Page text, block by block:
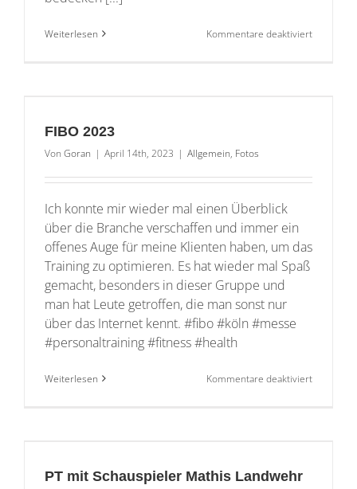
Weiterlesen Kommentare deaktiviertfür
FIBO 2023
Von Goran | April 14th, 2023 | Allgemein, Fotos
Ich konnte mir wieder mal einen Überblick
über die Branche verschaffen und immer ein
offenes Auge für meine Klienten haben, um das
Training zu optimieren. Es hat wieder mal Spaß
gemacht, besonders in dieser Gruppe und
man hat Leute getroffen, die man sonst nur
über das Internet kennt. #fibo #köln #messe
#personaltraining #fitness #health
Weiterlesen Kommentare deaktiviertfür
PT mit Schauspieler Mathis Landwehr